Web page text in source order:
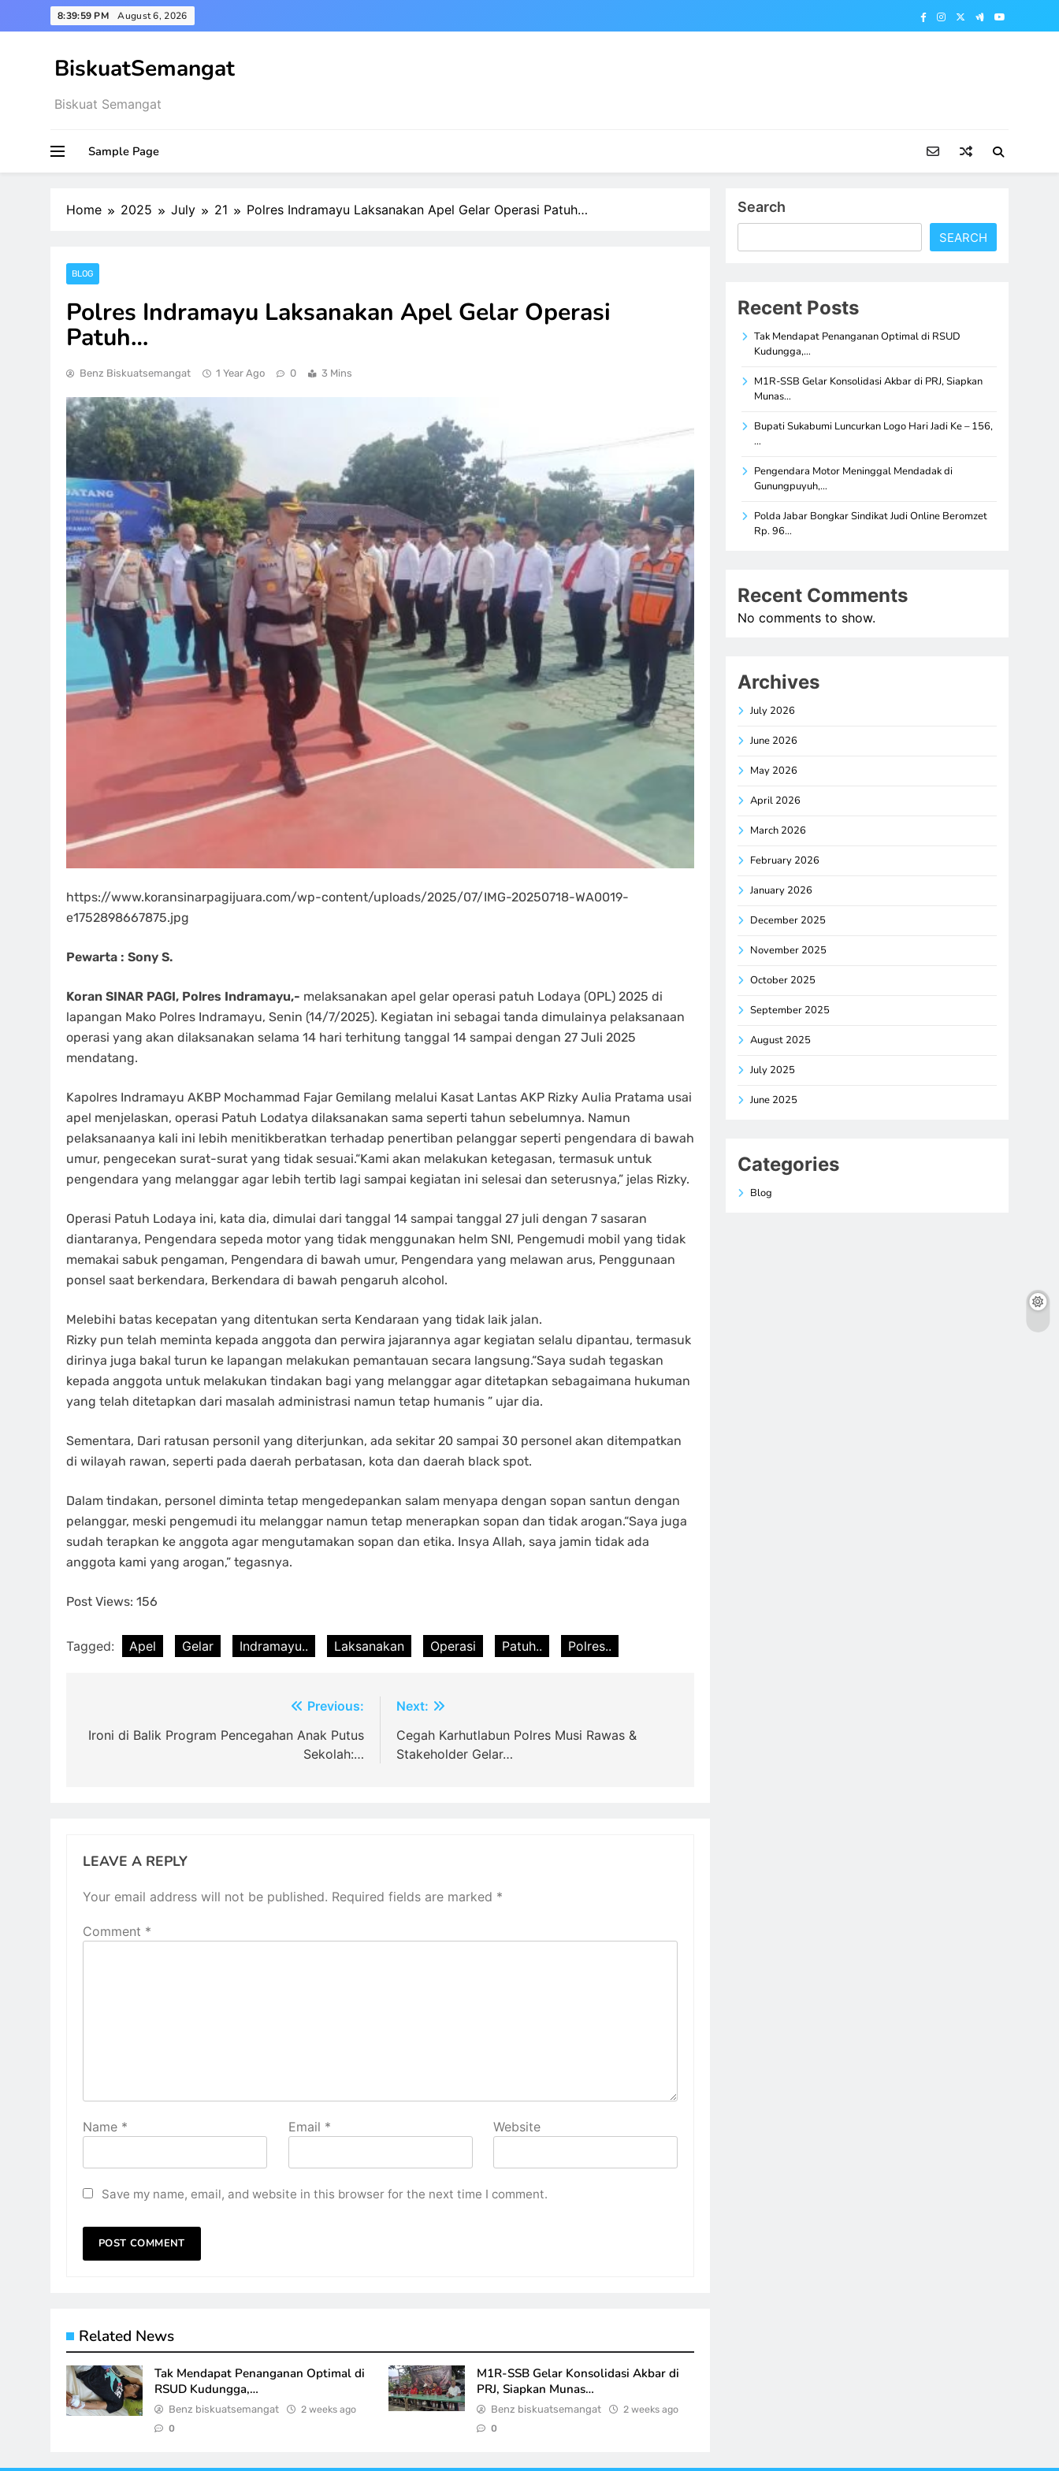
to
8:40:00 PM August 6, 2026
BiskuatSemangat
Biskuat Semangat
Sample Page
Home 2025 July 21 Polres Indramayu Laksanakan Apel Gelar Operasi Patuh…
BLOG
Polres Indramayu Laksanakan Apel Gelar Operasi
Patuh…
Benz Biskuatsemangat 1 Year Ago 0 3 Mins
https://www.koransinarpagijuara.com/wp-content/uploads/2025/07/IMG-20250718-WA0019-
e1752898667875.jpg
Pewarta : Sony S.
Koran SINAR PAGI, Polres Indramayu,- melaksanakan apel gelar operasi patuh Lodaya (OPL) 2025 di
lapangan Mako Polres Indramayu, Senin (14/7/2025). Kegiatan ini sebagai tanda dimulainya pelaksanaan
operasi yang akan dilaksanakan selama 14 hari terhitung tanggal 14 sampai dengan 27 Juli 2025
mendatang.
Kapolres Indramayu AKBP Mochammad Fajar Gemilang melalui Kasat Lantas AKP Rizky Aulia Pratama usai
apel menjelaskan, operasi Patuh Lodatya dilaksanakan sama seperti tahun sebelumnya. Namun
pelaksanaanya kali ini lebih menitikberatkan terhadap penertiban pelanggar seperti pengendara di bawah
umur, pengecekan surat-surat yang tidak sesuai.“Kami akan melakukan ketegasan, termasuk untuk
pengendara yang melanggar agar lebih tertib lagi sampai kegiatan ini selesai dan seterusnya,” jelas Rizky.
Operasi Patuh Lodaya ini, kata dia, dimulai dari tanggal 14 sampai tanggal 27 juli dengan 7 sasaran
diantaranya, Pengendara sepeda motor yang tidak menggunakan helm SNI, Pengemudi mobil yang tidak
memakai sabuk pengaman, Pengendara di bawah umur, Pengendara yang melawan arus, Penggunaan
ponsel saat berkendara, Berkendara di bawah pengaruh alcohol.
Melebihi batas kecepatan yang ditentukan serta Kendaraan yang tidak laik jalan.
Rizky pun telah meminta kepada anggota dan perwira jajarannya agar kegiatan selalu dipantau, termasuk
dirinya juga bakal turun ke lapangan melakukan pemantauan secara langsung.“Saya sudah tegaskan
kepada anggota untuk melakukan tindakan bagi yang melanggar agar ditetapkan sebagaimana hukuman
yang telah ditetapkan dari masalah administrasi namun tetap humanis ” ujar dia.
Sementara, Dari ratusan personil yang diterjunkan, ada sekitar 20 sampai 30 personel akan ditempatkan
di wilayah rawan, seperti pada daerah perbatasan, kota dan daerah black spot.
Dalam tindakan, personel diminta tetap mengedepankan salam menyapa dengan sopan santun dengan
pelanggar, meski pengemudi itu melanggar namun tetap menerapkan sopan dan tidak arogan.“Saya juga
sudah terapkan ke anggota agar mengutamakan sopan dan etika. Insya Allah, saya jamin tidak ada
anggota kami yang arogan,” tegasnya.
Post Views: 156
Tagged: Apel Gelar Indramayu.. Laksanakan Operasi Patuh.. Polres..
navigation
Previous:
Ironi di Balik Program Pencegahan Anak Putus
Sekolah:…
Next:
Cegah Karhutlabun Polres Musi Rawas &
Stakeholder Gelar…
LEAVE A REPLY
Your email address will not be published. Required fields are marked *
Comment *
Name * Email * Website
Save my name, email, and website in this browser for the next time I comment.
Related News
Tak Mendapat Penanganan Optimal di
RSUD Kudungga,…
Benz biskuatsemangat 2 weeks ago
0
M1R-SSB Gelar Konsolidasi Akbar di
PRJ, Siapkan Munas…
Benz biskuatsemangat 2 weeks ago
0
Search
SEARCH
Recent Posts
Tak Mendapat Penanganan Optimal di RSUD
Kudungga,…
M1R-SSB Gelar Konsolidasi Akbar di PRJ, Siapkan
Munas…
Bupati Sukabumi Luncurkan Logo Hari Jadi Ke – 156,
…
Pengendara Motor Meninggal Mendadak di
Gunungpuyuh,…
Polda Jabar Bongkar Sindikat Judi Online Beromzet
Rp. 96…
Recent Comments
No comments to show.
Archives
July 2026
June 2026
May 2026
April 2026
March 2026
February 2026
January 2026
December 2025
November 2025
October 2025
September 2025
August 2025
July 2025
June 2025
Categories
Blog